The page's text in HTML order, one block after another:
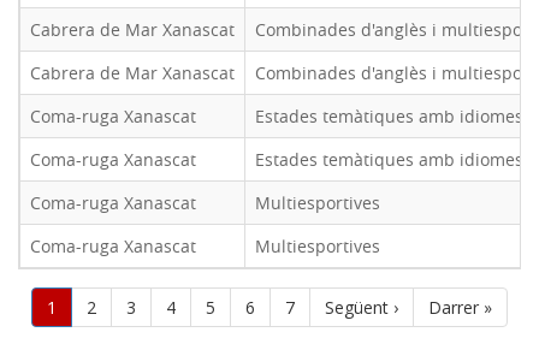
Cabrera de Mar Xanascat
Combinades d'anglès i
Cabrera de Mar Xanascat
Combinades d'anglès i
Coma-ruga Xanascat
Estades temàtiques amb idiomes
Coma-ruga Xanascat
Estades temàtiques amb idiomes
Coma-ruga Xanascat
Multiesportives
Coma-ruga Xanascat
Multiesportives
Paginació
Pàgina
actual
1 Pàgina
2 Pàgina
3 Pàgina
4 Pàgina
5 Pàgina
6 Pàgina
7
Pàgina
següent
Següent ›
Última
pàgina
Darrer »